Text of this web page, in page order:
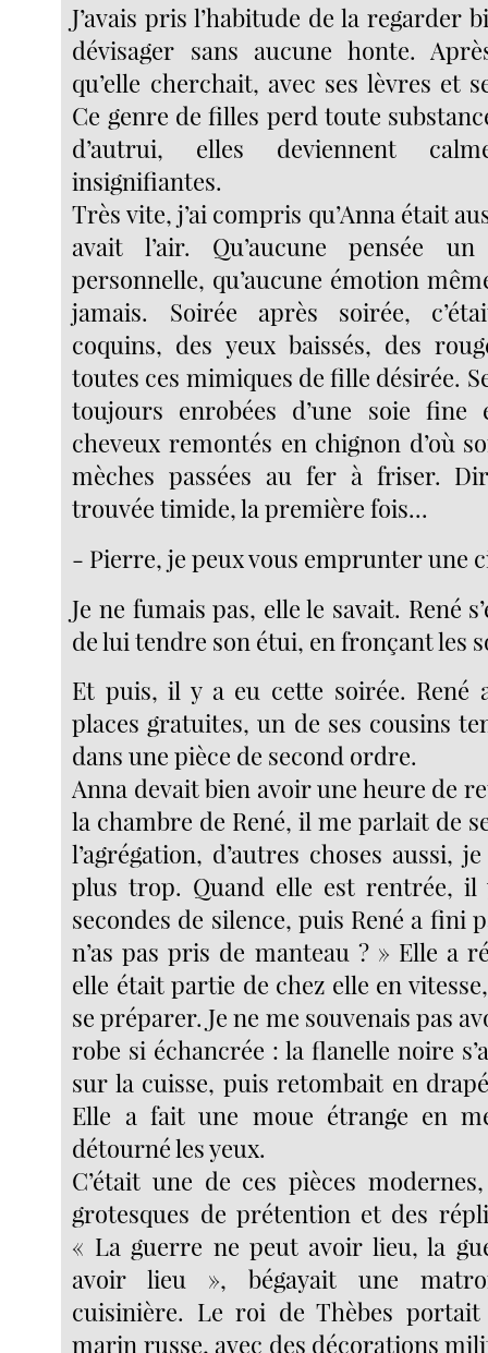
J’avais pris l’habitude de la regarder
dévisager sans aucune honte.
qu’elle cherchait, avec ses lèvres et
Ce genre de filles perd toute
d’autrui, elles deviennent
insignifiantes.
Très vite, j’ai compris qu’Anna était
avait l’air. Qu’aucune pensée
personnelle, qu’aucune émotion
jamais. Soirée après soirée,
coquins, des yeux baissés, des
toutes ces mimiques de fille désirée.
toujours enrobées d’une soie fine
cheveux remontés en chignon d’où
mèches passées au fer à friser.
trouvée timide, la première fois...
- Pierre, je peux vous emprunter une
Je ne fumais pas, elle le savait. René
de lui tendre son étui, en fronçant les
Et puis, il y a eu cette soirée. René
places gratuites, un de ses cousins
dans une pièce de second ordre.
Anna devait bien avoir une heure de
la chambre de René, il me parlait de
l’agrégation, d’autres choses aussi,
plus trop. Quand elle est rentrée, il
secondes de silence, puis René a fini
n’as pas pris de manteau ? » Elle a
elle était partie de chez elle en
se préparer. Je ne me souvenais pas
robe si échancrée : la flanelle noire
sur la cuisse, puis retombait en
Elle a fait une moue étrange en
détourné les yeux.
C’était une de ces pièces
grotesques de prétention et des
« La guerre ne peut avoir lieu, la
avoir lieu », bégayait une
cuisinière. Le roi de Thèbes
marin russe, avec des décorations